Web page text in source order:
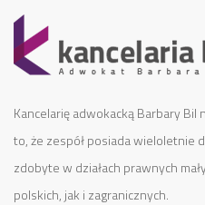
Kancelarię adwokacką Barbary
to, że zespół posiada wieloletnie
zdobyte w działach prawnych
polskich, jak i zagranicznych.